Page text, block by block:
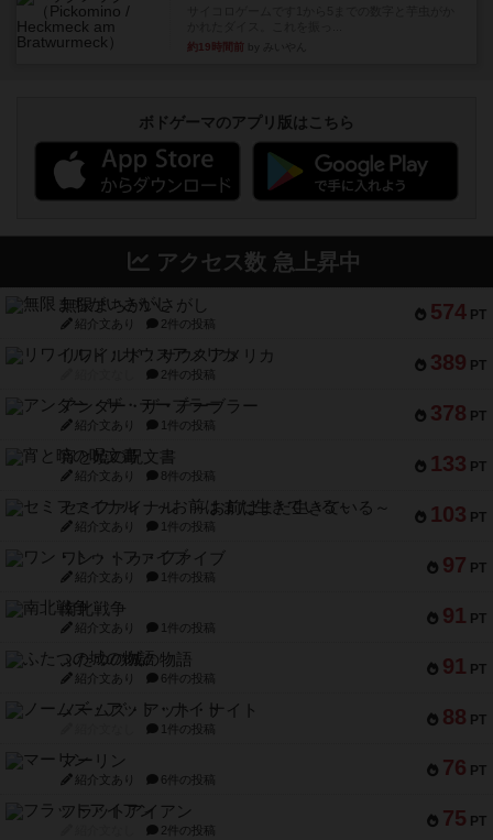
約19時間前
ボドゲーマのアプリ版はこちら
アクセス数 急上昇中
574 PT
無限まちがいさがし
紹介文あり 2件の投稿
389 PT
リワイルド：サウスアメリカ
2件の投稿
378 PT
アンダー・ザ・テーブラー
紹介文あり 1件の投稿
133 PT
宵と暁の呪文書
紹介文あり 8件の投稿
103 PT
セミファイナル ～お前はまだ生きている～
紹介文あり 1件の投稿
97 PT
ワン・トゥ・ファイブ
紹介文あり 1件の投稿
91 PT
南北戦争
紹介文あり 1件の投稿
91 PT
ふたつの城の物語
紹介文あり 6件の投稿
88 PT
ノームズ・アット・ナイト
1件の投稿
76 PT
マーリン
紹介文あり 6件の投稿
75 PT
フラットアイアン
2件の投稿